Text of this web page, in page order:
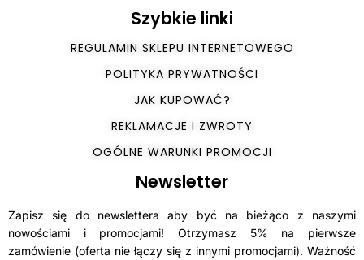
Szybkie linki
REGULAMIN SKLEPU INTERNETOWEGO
POLITYKA PRYWATNOŚCI
JAK KUPOWAĆ?
REKLAMACJE I ZWROTY
OGÓLNE WARUNKI PROMOCJI
Newsletter
Zapisz się do newslettera aby być na bieżąco z naszymi
nowościami i promocjami! Otrzymasz 5% na pierwsze
zamówienie (oferta nie łączy się z innymi promocjami). Ważność